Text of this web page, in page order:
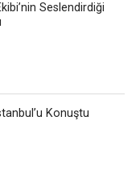
Seslendirdiği
Konuştu